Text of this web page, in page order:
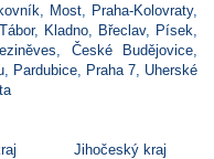
Most Praha-Kolovraty,
Tábor, Kladno, Břeclav, Písek
České Budějovice
, Pardubice, Praha 7, Uherské
Jihočeský kraj